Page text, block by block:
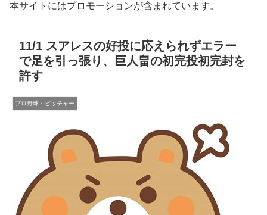
本サイトにはプロモーションが含まれています。
11/1 スアレスの好投に応えられずエラー
で足を引っ張り、巨人畠の初完投初完封を
許す
プロ野球・ピッチャー